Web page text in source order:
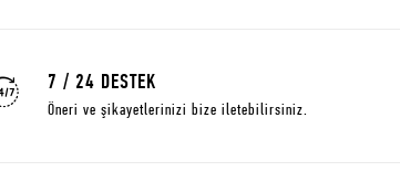
7 / 24 DESTEK
Öneri ve şikayetlerinizi bize iletebilirsiniz.